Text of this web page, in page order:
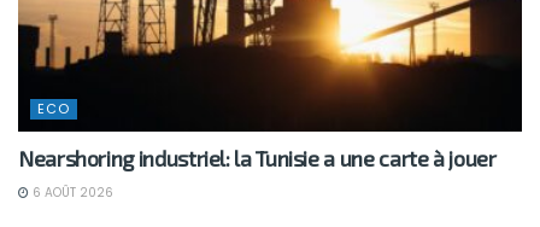
ECO
Nearshoring industriel: la Tunisie a une carte à jouer
6 AOÛT 2026